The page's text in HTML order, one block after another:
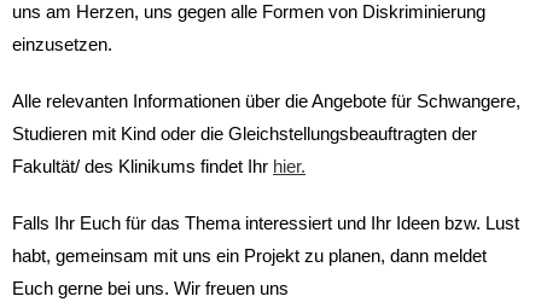
uns am Herzen, uns gegen alle Formen von Diskriminierung
einzusetzen.
Alle relevanten Informationen über die Angebote für Schwangere,
Studieren mit Kind oder die Gleichstellungsbeauftragten der
Fakultät/ des Klinikums findet Ihr hier.
Falls Ihr Euch für das Thema interessiert und Ihr Ideen bzw. Lust
habt, gemeinsam mit uns ein Projekt zu planen, dann meldet
Euch gerne bei uns. Wir freuen uns